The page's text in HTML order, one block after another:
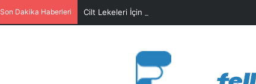
Son Dakika Haberleri Cilt Lekeleri İçin Pratik Maske Önerileri